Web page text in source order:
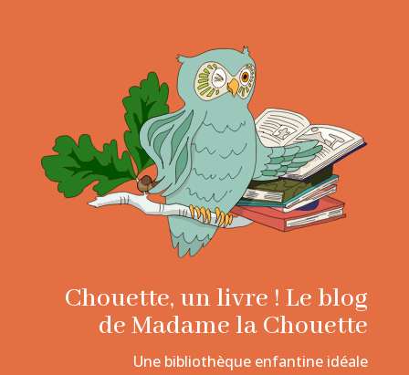
Chouette, un livre ! Le blog
de Madame la Chouette
Une bibliothèque enfantine idéale